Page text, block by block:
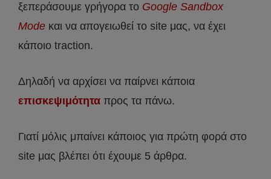
ξεπεράσουμε γρήγορα το Google Sandbox
Mode και να απογειωθεί το site μας, να έχει
κάποιο traction.
Δηλαδή να αρχίσει να παίρνει κάποια
επισκεψιμότητα προς τα πάνω.
Γιατί μόλις μπαίνει κάποιος για πρώτη φορά στο
site μας βλέπει ότι έχουμε 5 άρθρα.